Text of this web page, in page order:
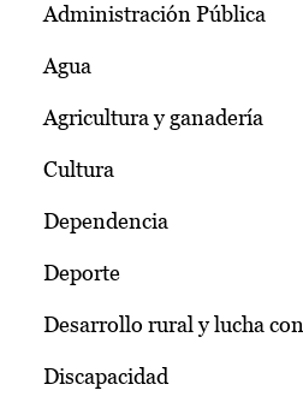
Administración Pública
Agua
Agricultura y ganadería
Cultura
Dependencia
Deporte
Desarrollo rural y lucha
Discapacidad